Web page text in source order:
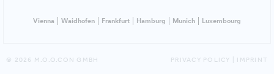
Vienna Waidhofen Frankfurt Hamburg Munich Luxembourg
© 2026 M.O.O.CON GMBH PRIVACY POLICY IMPRINT